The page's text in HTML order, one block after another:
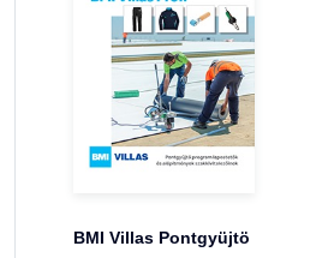
BMI Villas Pontgyüjtö